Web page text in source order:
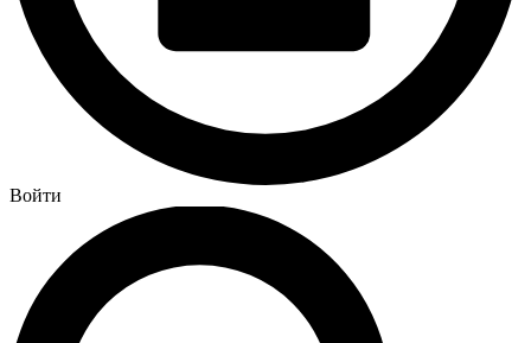
Войти